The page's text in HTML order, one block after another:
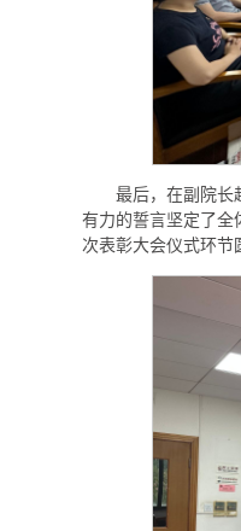
最后，在副院长
有力的誓言坚定了全
次表彰大会仪式环节